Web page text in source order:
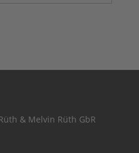
& Melvin Rüth GbR